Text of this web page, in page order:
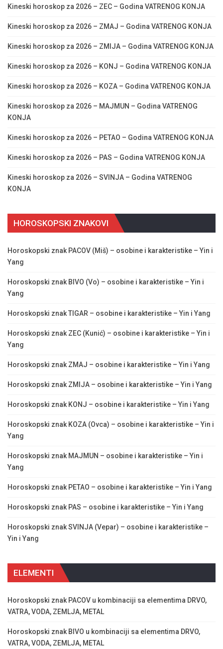
Kineski horoskop za 2026 – ZEC – Godina VATRENOG KONJA
Kineski horoskop za 2026 – ZMAJ – Godina VATRENOG KONJA
Kineski horoskop za 2026 – ZMIJA – Godina VATRENOG KONJA
Kineski horoskop za 2026 – KONJ – Godina VATRENOG KONJA
Kineski horoskop za 2026 – KOZA – Godina VATRENOG KONJA
Kineski horoskop za 2026 – MAJMUN – Godina VATRENOG
KONJA
Kineski horoskop za 2026 – PETAO – Godina VATRENOG KONJA
Kineski horoskop za 2026 – PAS – Godina VATRENOG KONJA
Kineski horoskop za 2026 – SVINJA – Godina VATRENOG
KONJA
HOROSKOPSKI ZNAKOVI
Horoskopski znak PACOV (Miš) – osobine i karakteristike – Yin i
Yang
Horoskopski znak BIVO (Vo) – osobine i karakteristike – Yin i
Yang
Horoskopski znak TIGAR – osobine i karakteristike – Yin i Yang
Horoskopski znak ZEC (Kunić) – osobine i karakteristike – Yin i
Yang
Horoskopski znak ZMAJ – osobine i karakteristike – Yin i Yang
Horoskopski znak ZMIJA – osobine i karakteristike – Yin i Yang
Horoskopski znak KONJ – osobine i karakteristike – Yin i Yang
Horoskopski znak KOZA (Ovca) – osobine i karakteristike – Yin i
Yang
Horoskopski znak MAJMUN – osobine i karakteristike – Yin i
Yang
Horoskopski znak PETAO – osobine i karakteristike – Yin i Yang
Horoskopski znak PAS – osobine i karakteristike – Yin i Yang
Horoskopski znak SVINJA (Vepar) – osobine i karakteristike –
Yin i Yang
ELEMENTI
Horoskopski znak PACOV u kombinaciji sa elementima DRVO,
VATRA, VODA, ZEMLJA, METAL
Horoskopski znak BIVO u kombinaciji sa elementima DRVO,
VATRA, VODA, ZEMLJA, METAL